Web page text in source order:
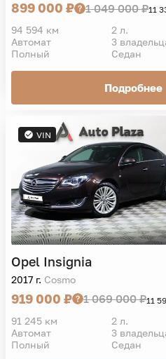
899 000 ₽ 1 049 000 ₽11
94 594 км 2 л.
Автомат
3
Полный
Седан
Подробнее
VIN
Opel Insignia
2017 г. Cosmo
919 000 ₽ 1 069 000 ₽11
91 245 км 2 л.
Автомат
3
Полный
Седан